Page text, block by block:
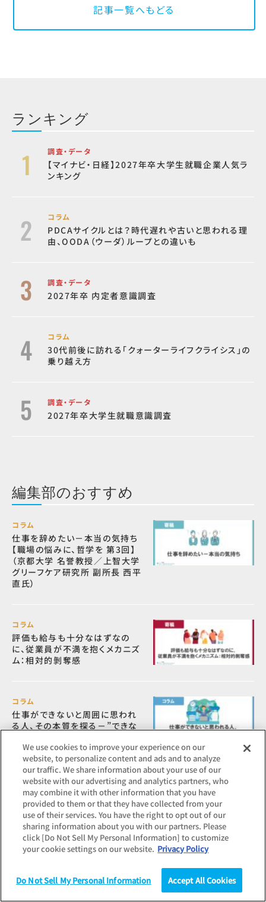
統計（データ） コラム
記事一覧へもどる
ランキング
調査・データ
【マイナビ・日経】2027年卒大学生就職企業人気ラ
ンキング
コラム
PDCAサイクルとは？時代遅れや古いと思われる理
由、OODA（ウーダ）ループとの違いも
調査・データ
2027年卒 内定者意識調査
コラム
30代前後に訪れる「クォーターライフクライシス」の
乗り越え方
調査・データ
2027年卒大学生就職意識調査
編集部のおすすめ
コラム
仕事を辞めたい－本当の気持ち
【職場の悩みに、哲学を 第3回】
（京都大学 名誉教授／上智大学
グリーフケア研究所 副所長 西平
直氏）
コラム
評価も給与も十分なはずなの
に、従業員が不満を抱くメカニズ
ム：相対的剝奪感
コラム
仕事ができないと周囲に思われ
る人、その本質を探る－”できな
コラム
博士号取得者の産業界での活躍
が求められる背景－キャリア支
援と企業における受け入れの意
感情労働とは？具体的な職種や
We use cookies to improve your experience on our
website, to personalize content and ads and to analyze
our traffic. We share information about your use of our
website with our advertising and analytics partners, who
may combine it with other information that you have
provided to them or that they have collected from your
use of their services. You have the right to opt out of our
sharing information about you with our partners. Please
click [Do Not Sell My Personal Information] to customize
your cookie settings on our website. Privacy Policy
Do Not Sell My Personal Information Accept All Cookies